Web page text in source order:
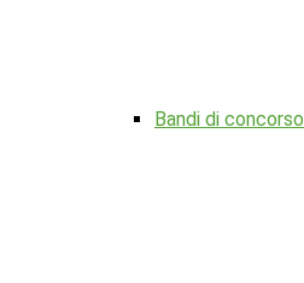
Bandi di concorso